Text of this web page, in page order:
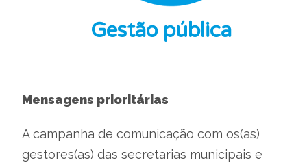
Gestão pública
Mensagens prioritárias
A campanha de comunicação com os(as)
gestores(as) das secretarias municipais e